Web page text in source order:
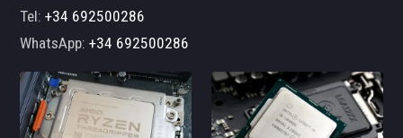
Tel:+34 692500286
WhatsApp:+34 692500286